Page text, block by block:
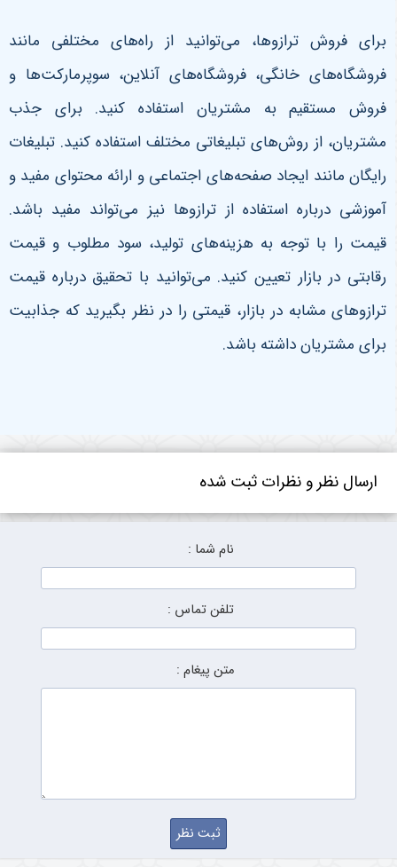
برای فروش ترازوها، می‌توانید از راه‌های مختلفی مانند
فروشگاه‌های خانگی، فروشگاه‌های آنلاین، سوپرمارکت‌ها و
فروش مستقیم به مشتریان استفاده کنید. برای جذب
مشتریان، از روش‌های تبلیغاتی مختلف استفاده کنید. تبلیغات
رایگان مانند ایجاد صفحه‌های اجتماعی و ارائه محتوای مفید و
آموزشی درباره استفاده از ترازوها نیز می‌تواند مفید باشد.
قیمت را با توجه به هزینه‌های تولید، سود مطلوب و قیمت
رقابتی در بازار تعیین کنید. می‌توانید با تحقیق درباره قیمت
ترازوهای مشابه در بازار، قیمتی را در نظر بگیرید که جذابیت
برای مشتریان داشته باشد.
ارسال نظر و نظرات ثبت شده
نام شما :
تلفن تماس :
متن پیغام :